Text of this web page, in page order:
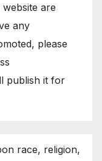
are
any
please
publish it for
race, religion,